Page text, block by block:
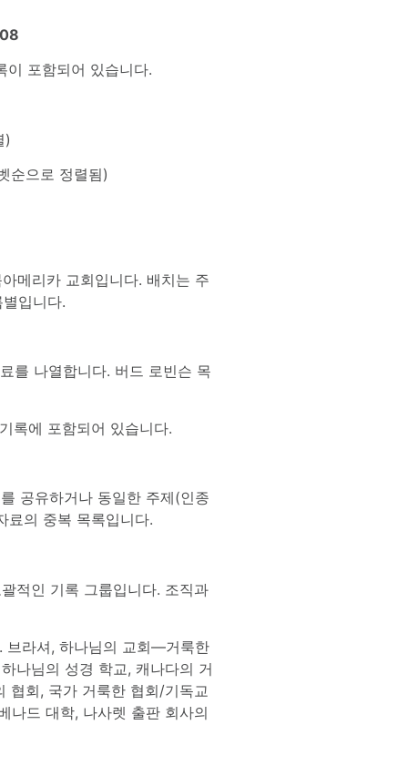
이 포함되어 있습니다.
)
순으로 정렬됨)
메리카 교회입니다. 배치는 주
입니다.
를 나열합니다. 버드 로빈슨 목
록에 포함되어 있습니다.
공유하거나 동일한 주제(인종
료의 중복 목록입니다.
적인 기록 그룹입니다. 조직과
브라셔, 하나님의 교회—거룩한
나님의 성경 학교, 캐나다의 거
협회, 국가 거룩한 협회/기독교
나드 대학, 나사렛 출판 회사의